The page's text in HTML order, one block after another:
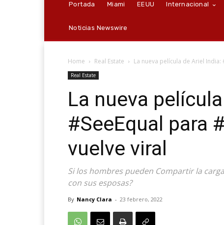
Portada Miami EEUU Internacional
Noticias Newswire
Home Real Estate La nueva película de Ariel India:
Real Estate
La nueva
#SeeEqual para
vuelve viral
Si los hombres pueden Compartir la
con sus esposas?
By Nancy Clara - 23 febrero, 2022